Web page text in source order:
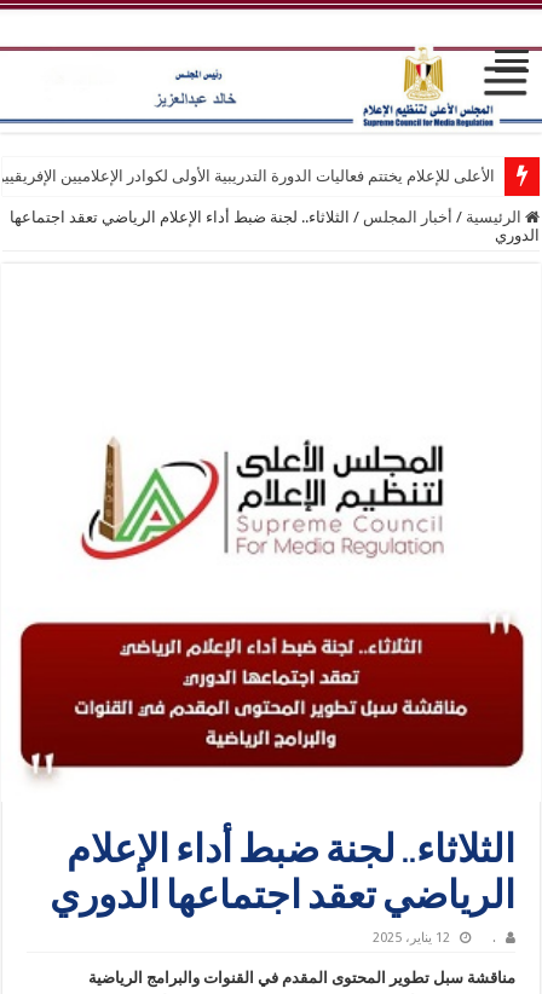
الأعلى للإعلام يختتم فعاليات الدورة التدريبية الأولى لكوادر الإعلاميين
الرئيسية / أخبار المجلس / الثلاثاء.. لجنة ضبط أداء الإعلام الرياضي تعقد اجتماعها
الدوري
الثلاثاء.. لجنة ضبط أداء الإعلام
الرياضي تعقد اجتماعها الدوري
. 12 يناير، 2025
مناقشة سبل تطوير المحتوى المقدم في القنوات والبرامج الرياضية